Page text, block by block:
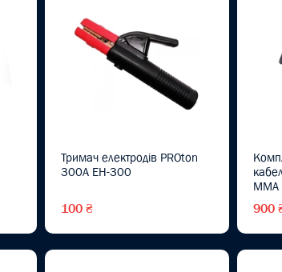
Тримач електродів PROton
300А EH-300
100 ₴
MMA
900